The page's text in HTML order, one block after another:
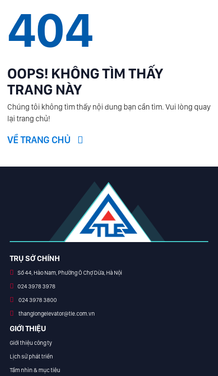
404
OOPS! KHÔNG TÌM THẤY
TRANG NÀY
Chúng tôi không tìm thấy nội dung bạn cần tìm. Vui lòng quay
lại trang chủ!
VỀ TRANG CHỦ
TRỤ SỞ CHÍNH
Số 44, Hào Nam, Phường Ô Chợ Dừa, Hà Nội
024 3978 3978
024 3978 3800
thanglongelevator@tle.com.vn
GIỚI THIỆU
Giới thiệu công ty
Lịch sử phát triển
Tầm nhìn & mục tiêu